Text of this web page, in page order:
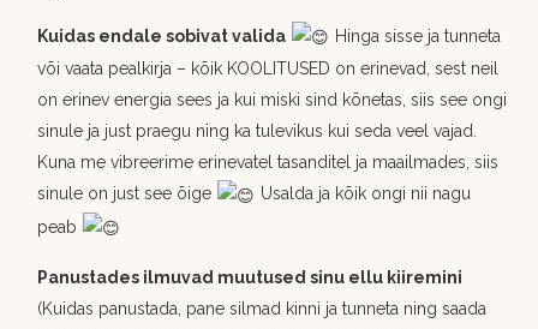
Kuidas endale sobivat valida
Hinga sisse ja tunneta
või vaata pealkirja – kõik KOOLITUSED on erinevad, sest neil
on erinev energia sees ja kui miski sind kõnetas, siis see ongi
sinule ja just praegu ning ka tulevikus kui seda veel vajad.
Kuna me vibreerime erinevatel tasanditel ja maailmades, siis
sinule on just see õige
Usalda ja kõik ongi nii nagu
peab
Panustades ilmuvad muutused sinu ellu kiiremini
(Kuidas panustada, pane silmad kinni ja tunneta ning saada